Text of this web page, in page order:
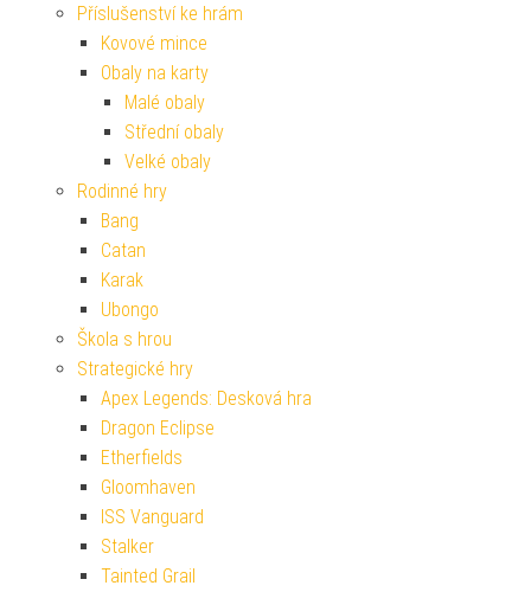
Příslušenství ke hrám
Kovové mince
Obaly na karty
Malé obaly
Střední obaly
Velké obaly
Rodinné hry
Bang
Catan
Karak
Ubongo
Škola s hrou
Strategické hry
Apex Legends: Desková hra
Dragon Eclipse
Etherfields
Gloomhaven
ISS Vanguard
Stalker
Tainted Grail